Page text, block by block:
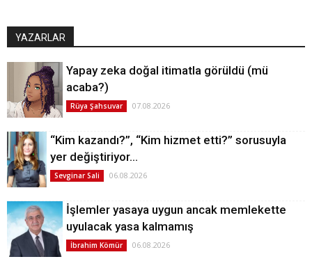
YAZARLAR
Yapay zeka doğal itimatla görüldü (mü
acaba?)
Rüya Şahsuvar 07.08.2026
“Kim kazandı?”, “Kim hizmet etti?” sorusuyla
yer değiştiriyor…
Sevginar Sali 06.08.2026
İşlemler yasaya uygun ancak memlekette
uyulacak yasa kalmamış
İbrahim Kömür 06.08.2026